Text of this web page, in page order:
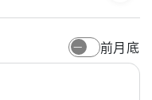
前月底